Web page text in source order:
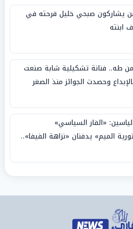
يشاركون صبحي خليل فرحته في
ابنته
طه.. فنانة تشكيلية شابة صنعت
وحصدت الجوائز منذ الصغر
«الفار السياسي»
الميم» يدفنان «نزاهة الفيفا»..